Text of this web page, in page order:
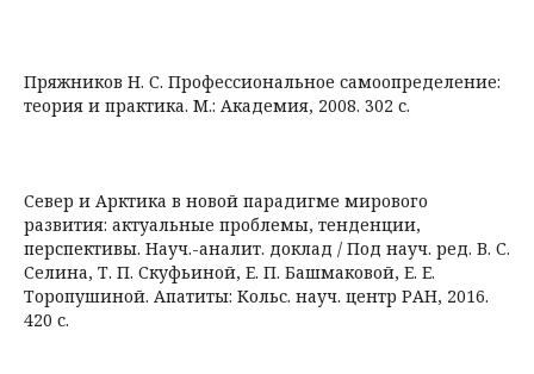
Пряжников Н. С. Профессиональное самоопределение:
теория и практика. М.: Академия, 2008. 302 с.
Север и Арктика в новой парадигме мирового
развития: актуальные проблемы, тенденции,
перспективы. Науч.-аналит. доклад / Под науч. ред. В. С.
Селина, Т. П. Скуфьиной, Е. П. Башмаковой, Е. Е.
Торопушиной. Апатиты: Кольс. науч. центр РАН, 2016.
420 с.